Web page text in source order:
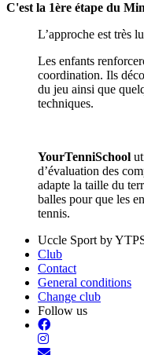
C'est la 1ère étape du
L’approche est très
Les enfants
coordination. Ils
du jeu ainsi que
techniques.
YourTenniSchool
d’évaluation des
adapte la taille du
balles pour que les
tennis.
Uccle Sport by
Club
Contact
General conditions
Change club
Follow us